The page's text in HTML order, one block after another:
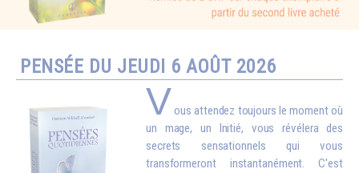
PENSÉE DU JEUDI 6 AOÛT 2026
Vous attendez toujours le moment où
un mage, un Initié, vous révélera des
secrets sensationnels qui vous
transformeront instantanément. C'est